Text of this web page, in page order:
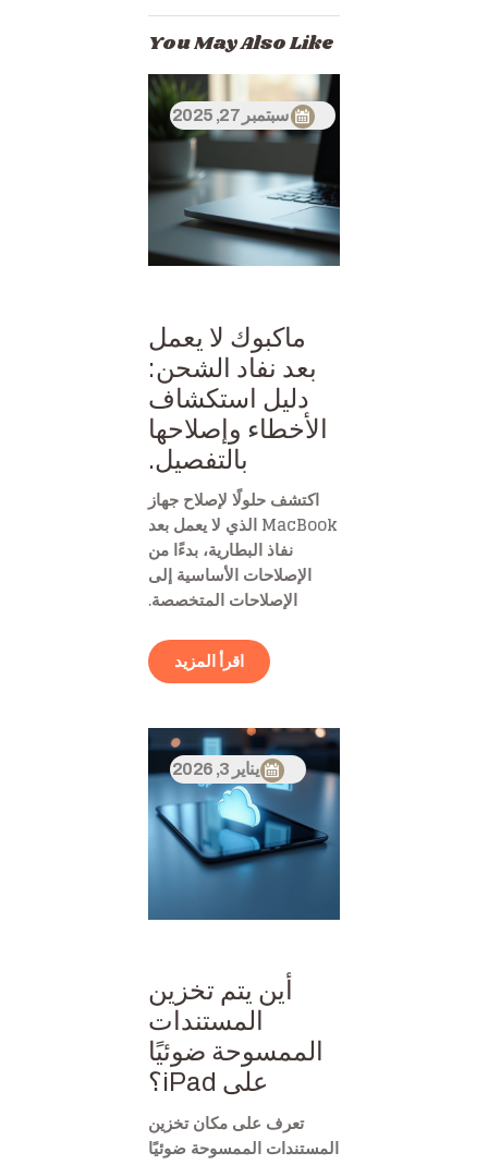
You May Also Like
سبتمبر 27, 2025
ماكبوك لا يعمل
بعد نفاد الشحن:
دليل استكشاف
الأخطاء وإصلاحها
بالتفصيل.
اكتشف حلولًا لإصلاح جهاز
MacBook الذي لا يعمل بعد
نفاذ البطارية، بدءًا من
الإصلاحات الأساسية إلى
الإصلاحات المتخصصة.
اقرأ المزيد
يناير 3, 2026
أين يتم تخزين
المستندات
الممسوحة ضوئيًا
على iPad؟
تعرف على مكان تخزين
المستندات الممسوحة ضوئيًا